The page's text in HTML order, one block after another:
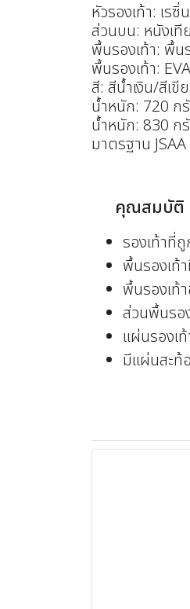
หัวรองเท้า: เรซิ่
ส่วนบน: หนังเที
พื้นรองเท้า: พื้น
พื้นรองเท้า:
สี: สีน้ำเงิน/สีเขี
น้ำหนัก: 720 ก
น้ำหนัก: 830 ก
มาตรฐาน JSAA
คุณสมบัติ
รองเท้าที่
พื้นรองเท้
พื้นรองเท้
ส่วนพื้นรอ
แผ่นรองเ
มีแผ่นสะท้